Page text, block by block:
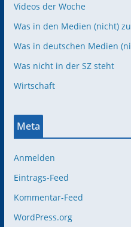
Videos der Woche
Was in den Medien (nicht)
Was in deutschen Medien
Was nicht in der SZ steht
Wirtschaft
Meta
Anmelden
Eintrags-Feed
Kommentar-Feed
WordPress.org